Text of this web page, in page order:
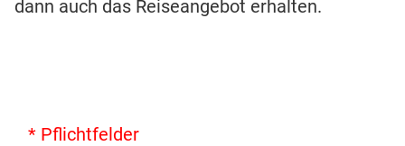
dann auch das Reiseangebot erhalten.
* Pflichtfelder